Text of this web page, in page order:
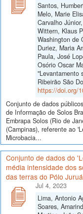
Santos,
Melo, Marie
Carvalho
Wittern, Klaus
Washington de
Duriez, Maria
Paula, José
Osório Oscar
"Levantamento
Ribeirão São
https://doi.org/
Conjunto de dados
de Informação de Solos
Embrapa Solos (Rio de
(Campinas), referente ao
Microbacia...
Conjunto de dados do
média intensidade dos
das terras do Pólo
Jul 4, 2023
Lima, Antonio
Soares,